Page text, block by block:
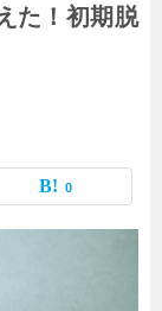
た！初期脱
0